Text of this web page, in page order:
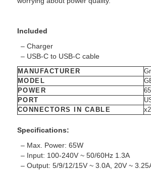
Included
– Charger
– USB-C to USB-C cable
MANUFACTURER
MODEL
POWER
PORT
CONNECTORS IN CABLE
Specifications:
– Max. Power: 65W
– Input: 100-240V ~ 50/60Hz 1.3A
– Output: 5/9/12/15V ~ 3.0A, 20V ~